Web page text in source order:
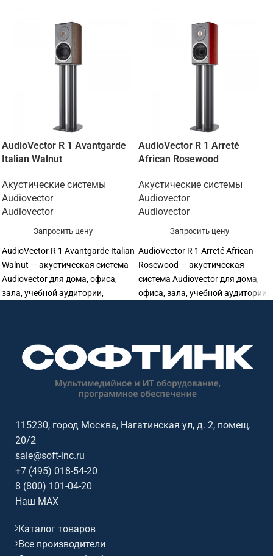
AudioVector R 1 Avantgarde
Italian Walnut
Акустические системы
Audiovector
Audiovector
Запросить цену
AudioVector R 1 Avantgarde Italian
Walnut — акустическая система
Audiovector для дома, офиса,
зала, учебной аудитории,
поможет подобрать
совместимое оборудование и
AudioVector R 1 Arreté
African Rosewood
Акустические системы
Audiovector
Audiovector
Запросить цену
AudioVector R 1 Arreté African
Rosewood — акустическая
система Audiovector для дома,
офиса, зала, учебной аудитории,
поможет подобрать
совместимое оборудование и
подготовить КП.
115230, город Москва, Нагатинская ул, д. 2, помещ.
20/2
sale@soft-inc.ru
+7 (495) 018-54-20
8 (800) 101-04-20
Наш MAX
Каталог товаров
Все производители